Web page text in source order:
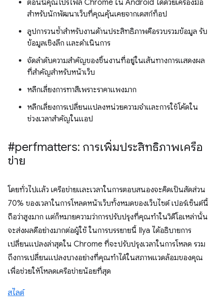
ตอนนี้คุณโปรไฟล์ Chrome ใน Android ได้ด้วยเครื่องมือ
สำหรับนักพัฒนาเว็บที่คุณคุ้นเคยจากเดสก์ท็อป
ลูปการวนซ้ำสําหรับงานด้านประสิทธิภาพคือรวบรวมข้อมูล รับ
ข้อมูลเชิงลึก และดําเนินการ
จัดลําดับความสําคัญของชิ้นงานที่อยู่ในเส้นทางการแสดงผล
ที่สําคัญสําหรับหน้าเว็บ
หลีกเลี่ยงการทาสีเพราะราคาแพงมาก
หลีกเลี่ยงการเปลี่ยนแปลงหน่วยความจําและการใช้โค้ดใน
ช่วงเวลาสําคัญในแอป
#perfmatters: การเพิ่มประสิทธิภาพเครือ
ข่าย
โดยทั่วไปแล้ว เครือข่ายและเวลาในการตอบสนองจะคิดเป็นสัดส่วน
70% ของเวลาในการโหลดหน้าเว็บทั้งหมดของเว็บไซต์ เปอร์เซ็นต์นี้
ถือว่าสูงมาก แต่ก็หมายความว่าการปรับปรุงที่คุณทำในวิดีโอเหล่านั้น
จะส่งผลดีอย่างมากต่อผู้ใช้ ในการบรรยายนี้ Ilya ได้อธิบายการ
เปลี่ยนแปลงล่าสุดใน Chrome ที่จะปรับปรุงเวลาในการโหลด รวม
ถึงการเปลี่ยนแปลงบางอย่างที่คุณทำได้ในสภาพแวดล้อมของคุณ
เพื่อช่วยให้โหลดเครือข่ายน้อยที่สุด
สไลด์